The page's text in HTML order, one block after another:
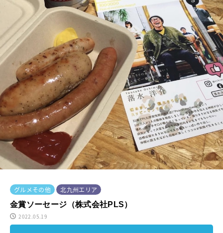
グルメその他
北九州エリア
金賞ソーセージ（株式会社PLS）
2022.05.19